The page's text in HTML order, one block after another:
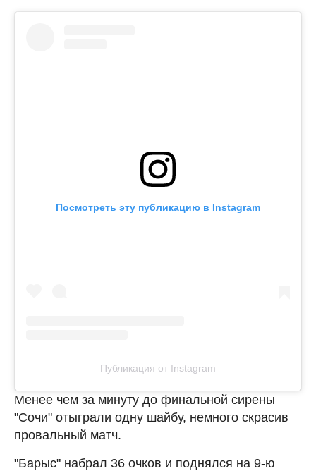
Посмотреть эту публикацию в Instagram
Публикация от Instagram
Менее чем за минуту до финальной сирены
"Сочи" отыграли одну шайбу, немного скрасив
провальный матч.
"Барыс" набрал 36 очков и поднялся на 9-ю